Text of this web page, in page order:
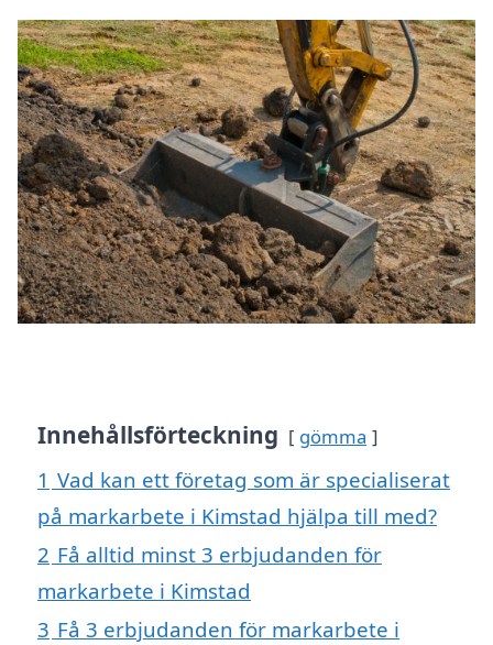
Innehållsförteckning gömma
1 Vad kan ett företag som är specialiserat
på markarbete i Kimstad hjälpa till med?
2 Få alltid minst 3 erbjudanden för
markarbete i Kimstad
3 Få 3 erbjudanden för markarbete i